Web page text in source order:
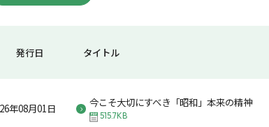
発行日 タイトル
年08月01日 今こそ大切にすべき「昭和」本来の精神
515.7KB